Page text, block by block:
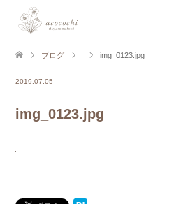
ブログ img_0123.jpg
2019.07.05
img_0123.jpg